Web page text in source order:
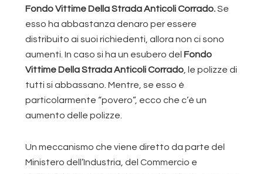
Fondo Vittime Della Strada Anticoli Corrado.Se
esso ha abbastanza denaro per essere
distribuito ai suoi richiedenti, allora non ci sono
aumenti. In caso si ha un esubero del Fondo
Vittime Della Strada Anticoli Corrado , le polizze di
tutti si abbassano. Mentre, se esso è
particolarmente “povero”, ecco che c’è un
aumento delle polizze.
Un meccanismo che viene diretto da parte del
Ministero dell’Industria, del Commercio e